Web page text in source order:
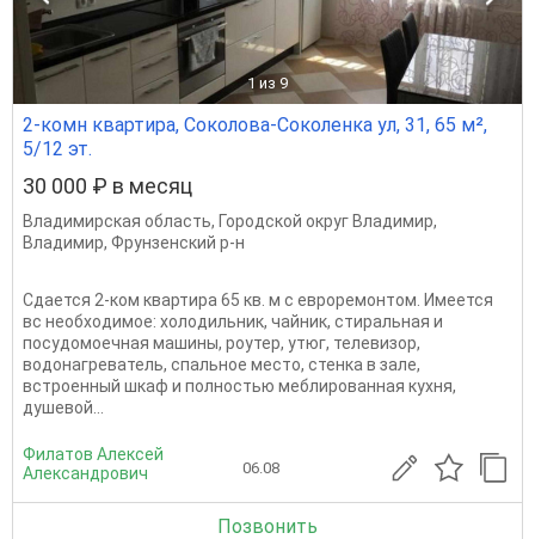
1 из 9
2-комн квартира, Соколова-Соколенка ул, 31, 65 м²,
5/12 эт.
30 000 ₽ в месяц
Владимирская область, Городской округ Владимир,
Владимир, Фрунзенский р-н
Сдается 2-ком квартира 65 кв. м с евроремонтом. Имеется
вс необходимое: холодильник, чайник, стиральная и
посудомоечная машины, роутер, утюг, телевизор,
водонагреватель, спальное место, стенка в зале,
встроенный шкаф и полностью меблированная кухня,
душевой...
Филатов Алексей
Александрович
06.08
Позвонить